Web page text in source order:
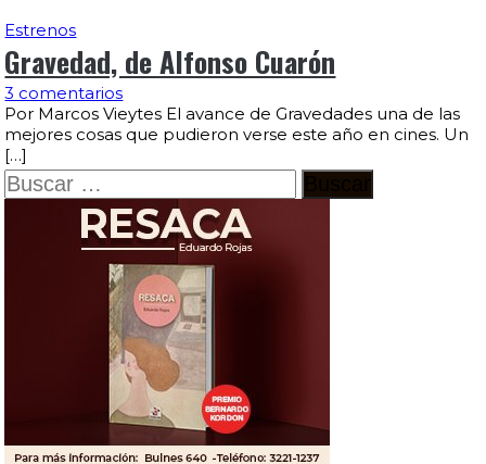
Estrenos
Gravedad, de Alfonso Cuarón
3 comentarios
Por Marcos Vieytes El avance de Gravedades una de las
mejores cosas que pudieron verse este año en cines. Un
[…]
Buscar: